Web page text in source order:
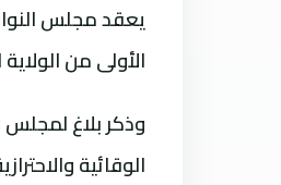
يعقد مجلس
الأولى من الولاية
وذكر بلاغ
الوقائية